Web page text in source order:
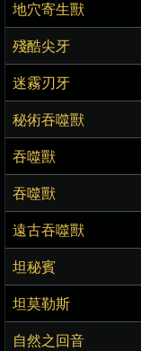
地穴寄生獸
殘酷尖牙
迷霧刃牙
秘術吞噬獸
吞噬獸
吞噬獸
遠古吞噬獸
坦秘賓
坦莫勒斯
自然之回音